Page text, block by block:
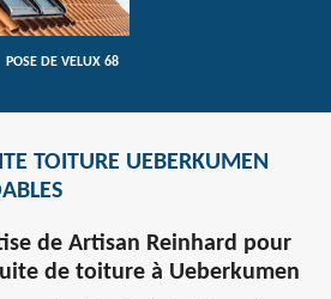
POSE DE VELUX 68
TOITURE UEBERKUMEN
de Artisan Reinhard pour
de toiture à Ueberkumen